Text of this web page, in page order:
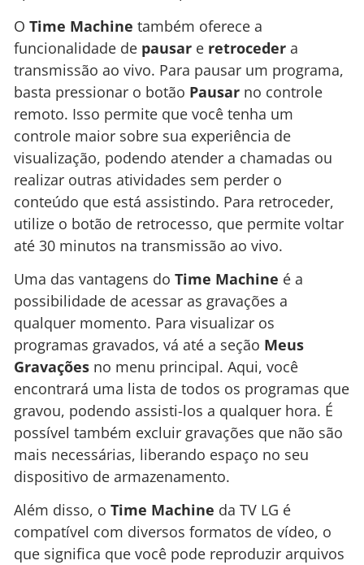
O Time Machine também oferece a
funcionalidade de pausar e retroceder a
transmissão ao vivo. Para pausar um programa,
basta pressionar o botão Pausar no controle
remoto. Isso permite que você tenha um
controle maior sobre sua experiência de
visualização, podendo atender a chamadas ou
realizar outras atividades sem perder o
conteúdo que está assistindo. Para retroceder,
utilize o botão de retrocesso, que permite voltar
até 30 minutos na transmissão ao vivo.
Uma das vantagens do Time Machine é a
possibilidade de acessar as gravações a
qualquer momento. Para visualizar os
programas gravados, vá até a seção Meus
Gravações no menu principal. Aqui, você
encontrará uma lista de todos os programas que
gravou, podendo assisti-los a qualquer hora. É
possível também excluir gravações que não são
mais necessárias, liberando espaço no seu
dispositivo de armazenamento.
Além disso, o Time Machine da TV LG é
compatível com diversos formatos de vídeo, o
que significa que você pode reproduzir arquivos